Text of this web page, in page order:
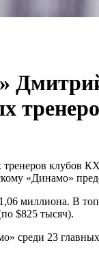
тренеров клубов
«Динамо»
миллиона. В
$825 тысяч).
среди 23